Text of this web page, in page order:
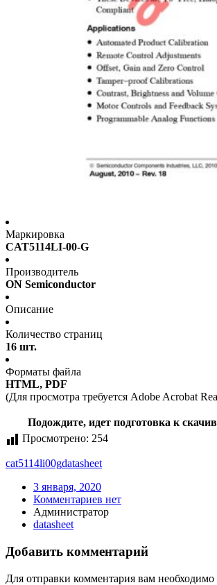
Маркировка
CAT5114LI-00-G
Производитель
ON Semiconductor
Описание
Количество страниц
16 шт.
Форматы файла
HTML, PDF
(Для просмотра требуется Adobe Acrobat
Подождите, идет подготовка к
Просмотрено: 254
cat5114li00gdatasheet
3 января, 2020
Комментариев нет
Администратор
datasheet
Добавить комментарий
Для отправки комментария вам необходимо